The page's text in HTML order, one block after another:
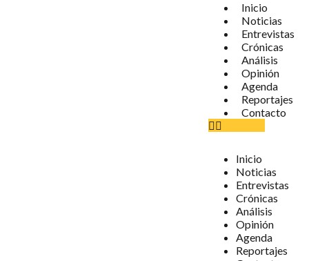
Inicio
Noticias
Entrevistas
Crónicas
Análisis
Opinión
Agenda
Reportajes
Contacto
Inicio
Noticias
Entrevistas
Crónicas
Análisis
Opinión
Agenda
Reportajes